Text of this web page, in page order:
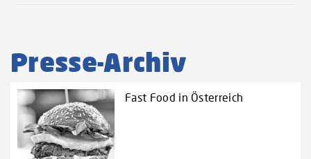
Presse-Archiv
Fast Food in Österreich